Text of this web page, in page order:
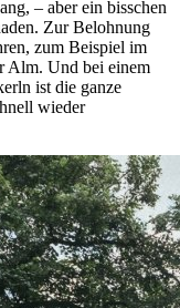
– aber ein bisschen
Zur Belohnung
zum Beispiel im
Alm. Und bei einem
ist die ganze
wieder